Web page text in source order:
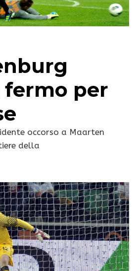
fermo per
occorso a Maarten
della